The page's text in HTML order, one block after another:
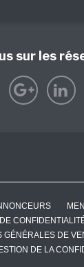
sur les
GÉNÉRALES DE
DE LA